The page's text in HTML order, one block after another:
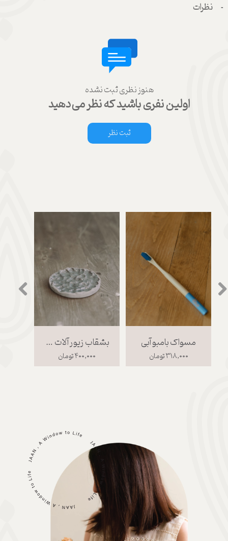
نظرات
هنوز نظری ثبت نشده
اولین نفری باشید که نظر می‌دهید
ثبت نظر
بشقاب زیور آلات طوسی
۴۰۰,۰۰۰ تومان
مسواک بامبو آبی
۳۱۸,۰۰۰ تومان